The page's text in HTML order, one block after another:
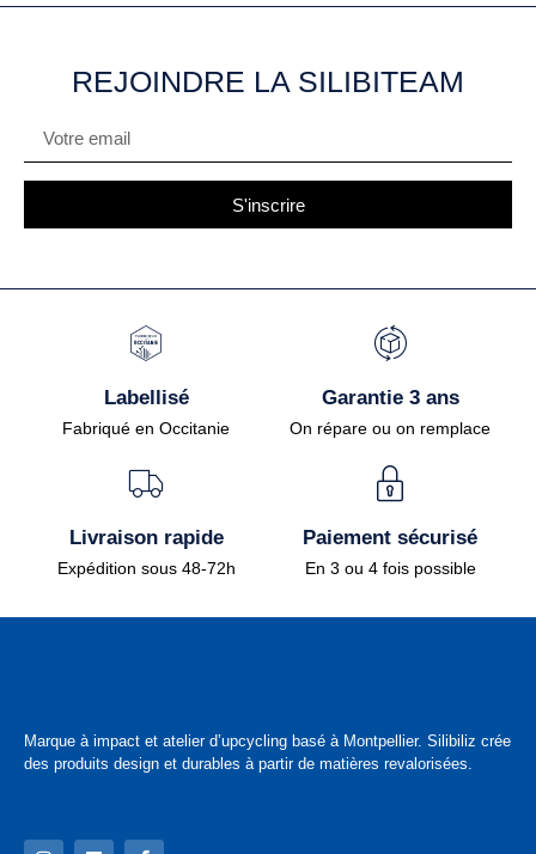
REJOINDRE LA SILIBITEAM
S'inscrire
Labellisé
Fabriqué en Occitanie
Garantie 3 ans
On répare ou on remplace
Livraison rapide
Expédition sous 48-72h
Paiement sécurisé
En 3 ou 4 fois possible
Marque à impact et atelier d’upcycling basé à Montpellier. Silibiliz crée
des produits design et durables à partir de matières revalorisées.